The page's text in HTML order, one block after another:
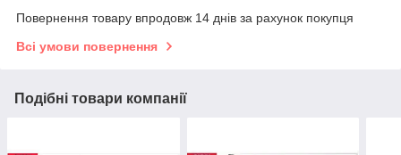
Повернення товару впродовж 14 днів за рахунок покупця
Всі умови повернення
Подібні товари компанії